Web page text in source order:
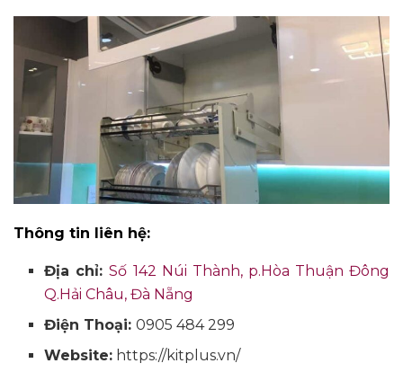
Thông tin liên hệ:
Địa chỉ:Số 142 Núi Thành, p.Hòa Thuận Đông
Q.Hải Châu, Đà Nẵng
Điện Thoại:0905 484 299
Website: https://kitplus.vn/